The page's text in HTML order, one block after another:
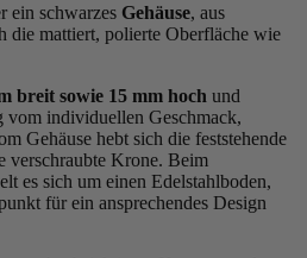
ein schwarzes Gehäuse, aus
die mattiert, polierte Oberfläche wie
breit sowie 15 mm hoch und
vom individuellen Geschmack,
Gehäuse hebt sich die feststehende
verschraubte Krone. Beim
es sich um einen Edelstahlboden,
für ein ansprechendes Design